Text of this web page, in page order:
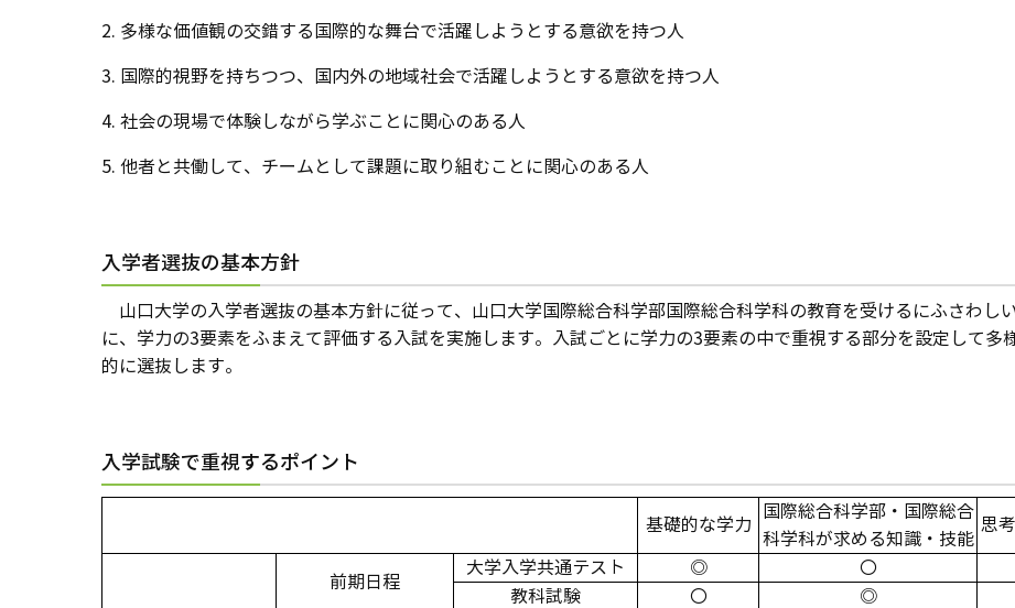
2. 多様な価値観の交錯する国際的な舞台で活躍しようとする意欲を持つ人
3. 国際的視野を持ちつつ、国内外の地域社会で活躍しようとする意欲を持つ人
4. 社会の現場で体験しながら学ぶことに関心のある人
5. 他者と共働して、チームとして課題に取り組むことに関心のある人
入学者選抜の基本方針
山口大学の入学者選抜の基本方針に従って、山口大学国際総合科学部国際総合科学科の教育を受けるにふさわし
に、学力の3要素をふまえて評価する入試を実施します。入試ごとに学力の3要素の中で重視する部分を設定して
的に選抜します。
入学試験で重視するポイント
基礎的な学力
国際総合科学部・国際総合
科学科が求める知識・技能
思
前期日程
大学入学共通テスト ◎
〇
教科試験
〇 ◎